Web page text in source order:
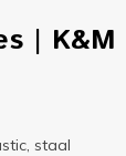
|
staal